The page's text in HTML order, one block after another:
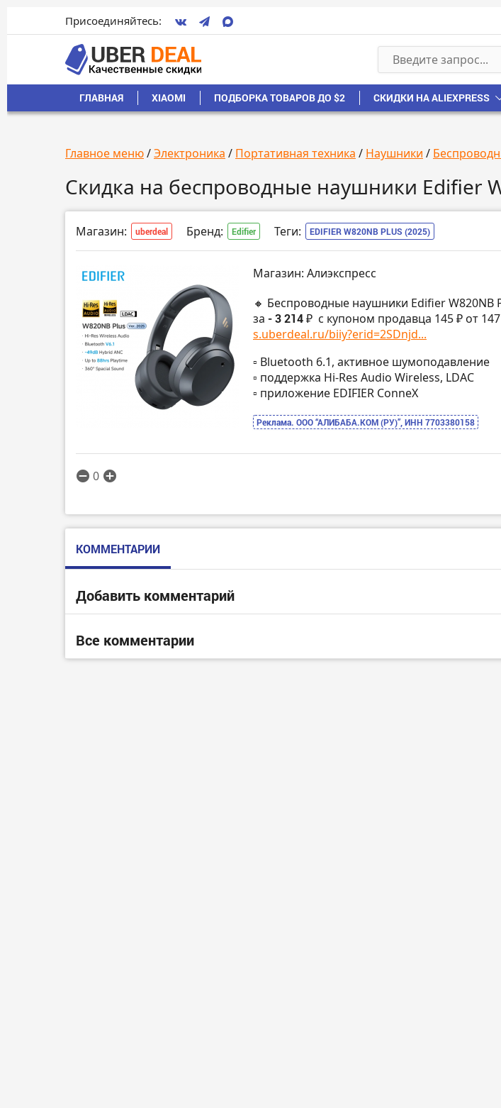
Присоединяйтесь:
ГЛАВНАЯ XIAOMI ПОДБОРКА ТОВАРОВ ДО $2 СКИДКИ НА ALIEXPRESS
Главное меню/Электроника / Портативная техника / Наушники /
Скидка на беспроводные наушники Edifier
Магазин: uberdeal Бренд: Edifier Теги: EDIFIER W820NB PLUS (2025)
Магазин: Алиэкспресс
🔸 Беспроводные наушники Edifier W820NB
за - 3 214 ₽ с купоном продавца 145 ₽ от
s.uberdeal.ru/biiy?erid=2SDnjd...
▫️ Bluetooth 6.1, активное шумоподавление
▫️ поддержка Hi-Res Audio Wireless, LDAC
▫️ приложение EDIFIER ConneX
Реклама. ООО “АЛИБАБА.КОМ (РУ)”, ИНН 7703380158
0
КОММЕНТАРИИ
Добавить комментарий
Все комментарии